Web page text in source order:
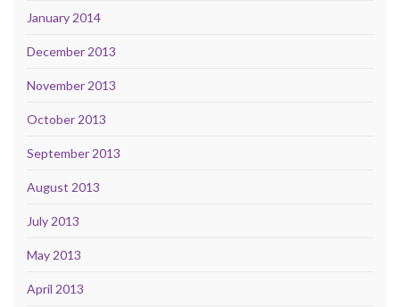
January 2014
December 2013
November 2013
October 2013
September 2013
August 2013
July 2013
May 2013
April 2013